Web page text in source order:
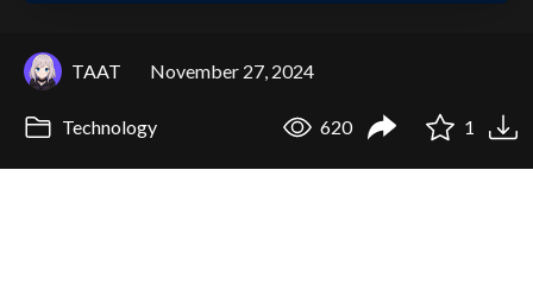
TAAT November 27, 2024
Technology 620 1